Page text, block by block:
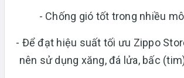
- Chống gió tốt trong nhiều
- Để đạt hiệu suất tối ưu Zippo
nên sử dụng xăng, đá lửa, bấc